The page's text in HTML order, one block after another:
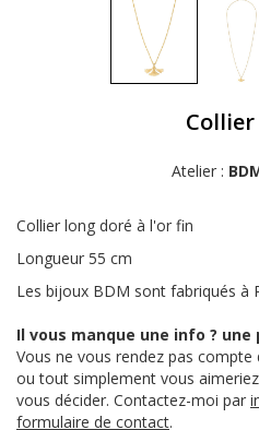
Collier
Atelier :
Collier long doré à l'or fin
Longueur 55 cm
Les bijoux BDM sont fabriqués à
Il vous manque une info ? une
Vous ne vous rendez pas
ou tout simplement vous
vous décider. Contactez-moi par
formulaire de contact.